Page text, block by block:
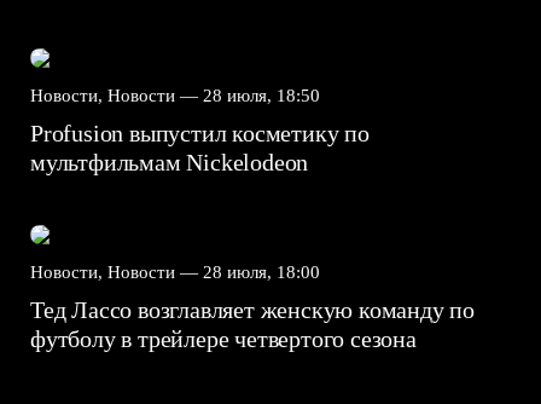
Новости, Новости — 28 июля, 18:50
Profusion выпустил косметику по
мультфильмам Nickelodeon
Новости, Новости — 28 июля, 18:00
Тед Лассо возглавляет женскую команду по
футболу в трейлере четвертого сезона